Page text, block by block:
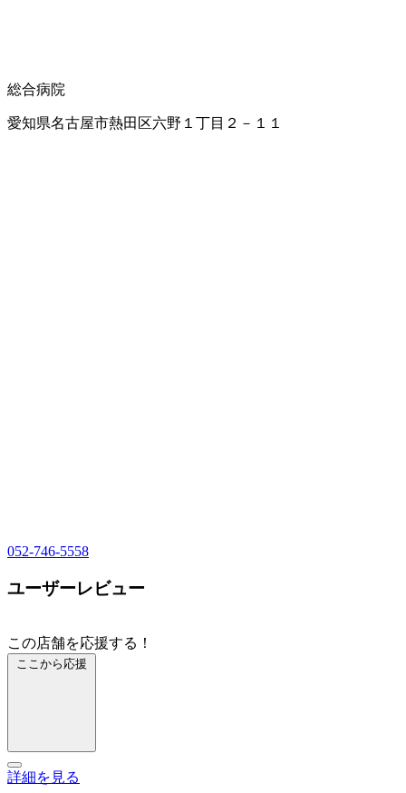
総合病院
愛知県名古屋市熱田区六野１丁目２－１１
052-746-5558
ユーザーレビュー
この店舗を応援する！
ここから応援
詳細を見る